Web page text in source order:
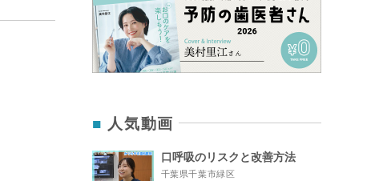
人気動画
口呼吸のリスクと改善方法
千葉県千葉市緑区